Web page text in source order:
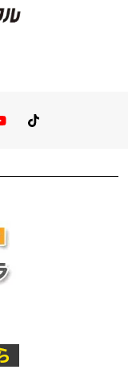
You TubeTikTok